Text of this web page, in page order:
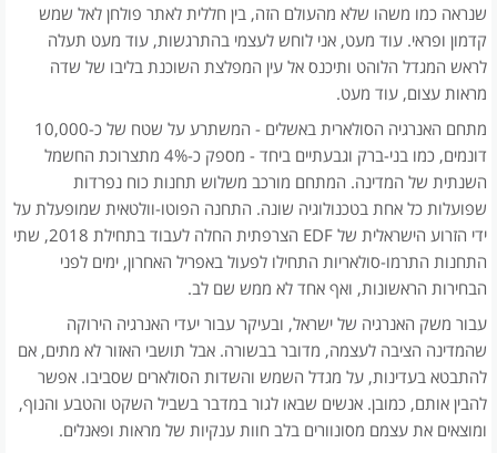
שנראה כמו משהו שלא מהעולם הזה, בין חללית לאתר פולחן לאל שמש
קדמון ופראי. עוד מעט, אני לוחש לעצמי בהתרגשות, עוד מעט תעלה
לראש המגדל הלוהט ותיכנס אל עין המפלצת השוכנת בליבו של שדה
מראות עצום, עוד מעט.
מתחם האנרגיה הסולארית באשלים - המשתרע על שטח של כ-10,000
דונמים, כמו בני-ברק וגבעתיים ביחד - מספק כ-4% מתצרוכת החשמל
השנתית של המדינה. המתחם מורכב משלוש תחנות כוח נפרדות
שפועלות כל אחת בטכנולוגיה שונה. התחנה הפוטו-וולטאית שמופעלת על
ידי הזרוע הישראלית של EDF הצרפתית החלה לעבוד בתחילת 2018, שתי
התחנות התרמו-סולאריות התחילו לפעול באפריל האחרון, ימים לפני
הבחירות הראשונות, ואף אחד לא ממש שם לב.
עבור משק האנרגיה של ישראל, ובעיקר עבור יעדי האנרגיה הירוקה
שהמדינה הציבה לעצמה, מדובר בבשורה. אבל תושבי האזור לא מתים, אם
להתבטא בעדינות, על מגדל השמש והשדות הסולארים שסביבו. אפשר
להבין אותם, כמובן. אנשים שבאו לגור במדבר בשביל השקט והטבע והנוף,
ומוצאים את עצמם מסונוורים בלב חוות ענקיות של מראות ופאנלים.